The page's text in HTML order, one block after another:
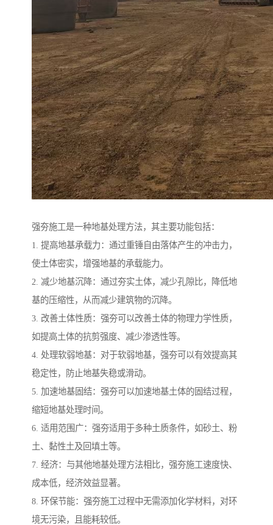
强夯施工是一种地基处理方法，其主要功能包括：
1. 提高地基承载力：通过重锤自由落体产生的冲击力，
使土体密实，增强地基的承载能力。
2. 减少地基沉降：通过夯实土体，减少孔隙比，降低地
基的压缩性，从而减少建筑物的沉降。
3. 改善土体性质：强夯可以改善土体的物理力学性质，
如提高土体的抗剪强度、减少渗透性等。
4. 处理软弱地基：对于软弱地基，强夯可以有效提高其
稳定性，防止地基失稳或滑动。
5. 加速地基固结：强夯可以加速地基土体的固结过程，
缩短地基处理时间。
6. 适用范围广：强夯适用于多种土质条件，如砂土、粉
土、黏性土及回填土等。
7. 经济：与其他地基处理方法相比，强夯施工速度快、
成本低，经济效益显著。
8. 环保节能：强夯施工过程中无需添加化学材料，对环
境无污染，且能耗较低。